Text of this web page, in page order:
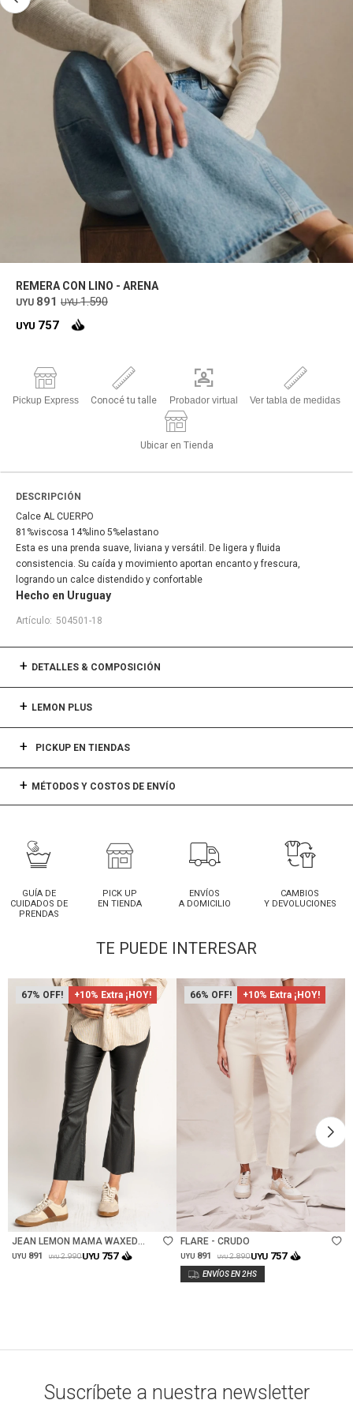
REMERA CON LINO - ARENA
UYU 891 UYU 1.590
UYU 757
Pickup Express Conocé tu talle Probador virtual Ver tabla de medidas
Ubicar en Tienda
DESCRIPCIÓN
Calce AL CUERPO
81%viscosa 14%lino 5%elastano
Esta es una prenda suave, liviana y versátil. De ligera y fluida
consistencia. Su caída y movimiento aportan encanto y frescura,
logrando un calce distendido y confortable
Hecho en Uruguay
504501-18
DETALLES & COMPOSICIÓN
LEMON PLUS
PICKUP EN TIENDAS
MÉTODOS Y COSTOS DE ENVÍO
GUÍA DE
CUIDADOS DE
PRENDAS
PICK UP
EN TIENDA
ENVÍOS
A DOMICILIO
CAMBIOS
Y DEVOLUCIONES
TE PUEDE INTERESAR
67 +10% Extra ¡HOY!
Talle
JEAN LEMON MAMA WAXED
FLARE - NEGRO
UYU 891 UYU 2.990UYU 757
66 +10% Extra ¡HOY!
Talle
FLARE - CRUDO
UYU 891 UYU 2.890UYU 757
Suscríbete a nuestra newsletter